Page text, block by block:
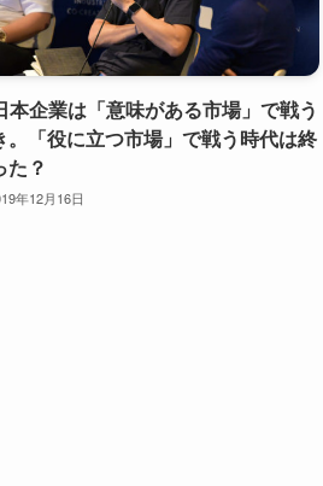
本企業は「意味がある市場」で戦う
。「役に立つ市場」で戦う時代は終
た？
年12月16日